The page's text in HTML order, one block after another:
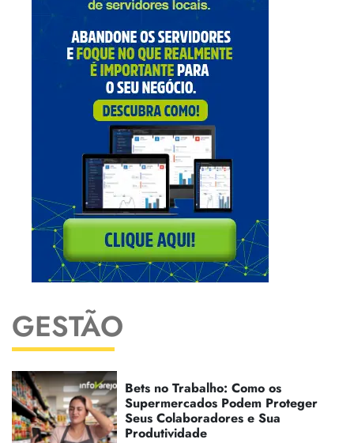
GESTÃO
Bets no Trabalho: Como os
Supermercados Podem Proteger
Seus Colaboradores e Sua
Produtividade